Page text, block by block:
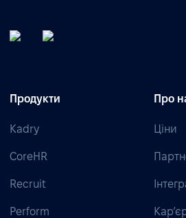
Продукти
Kadry
CoreHR
Recruit
Perform
Про
Ціни